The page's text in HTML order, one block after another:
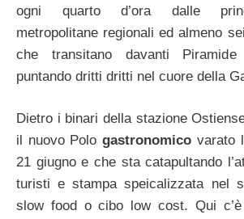
ogni quarto d’ora dalle
metropolitane regionali ed almeno
che transitano davanti
puntando dritti dritti nel cuore della
Dietro i binari della stazione
il nuovo Pologastronomico varato
21 giugno e che sta catapultando
turisti e stampa speicalizzata nel
slow food o cibo low cost. Qui